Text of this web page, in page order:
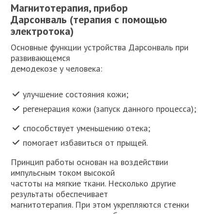
Магнитотерапия, прибор
Дарсонваль (терапия с помощью
электротока)
Основные функции устройства Дарсонваль при
развивающемся
демодекозе у человека:
улучшение состояния кожи;
регенерация кожи (запуск данного процесса);
способствует уменьшению отека;
помогает избавиться от прыщей.
Принцип работы основан на воздействии
импульсным током высокой
частоты на мягкие ткани. Несколько другие
результаты обеспечивает
магнитотерапия. При этом укрепляются стенки